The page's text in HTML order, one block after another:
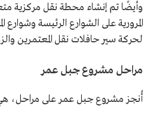
وأيضًا تم إنشاء محطة نقل مركزية
المرورية على الشوارع الرئيسة وشوارع
لحركة سير حافلات نقل المعتمرين
مراحل مشروع جبل عمر
أُنجز مشروع جبل عمر على مراحل،